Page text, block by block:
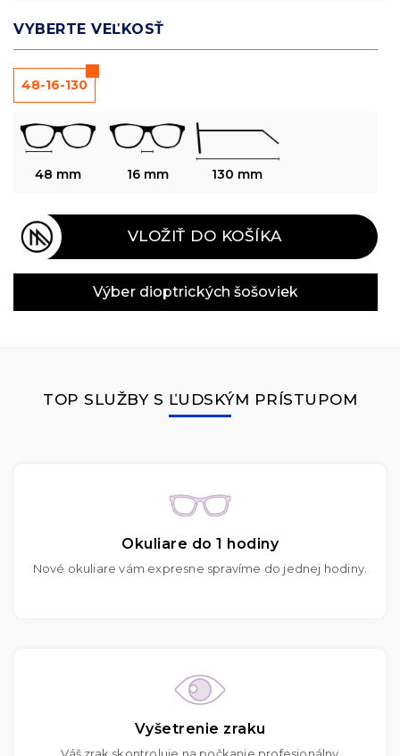
VYBERTE VEĽKOSŤ
48-16-130
48 mm 16 mm 130 mm
VLOŽIŤ DO KOŠÍKA
Výber dioptrických šošoviek
TOP SLUŽBY S ĽUDSKÝM PRÍSTUPOM
Okuliare do 1 hodiny
Nové okuliare vám expresne spravíme do jednej hodiny.
Vyšetrenie zraku
Váš zrak skontroluje na počkanie profesionálny